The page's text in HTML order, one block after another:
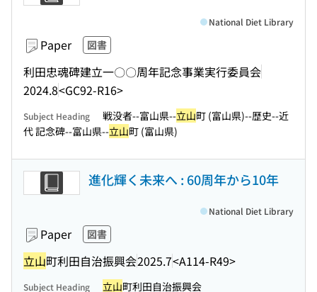
Paper 図書
利田忠魂碑建立一〇〇周年記念事業実行委員会
2024.8<GC92-R16>
National Diet Library
Subject Heading 戦没者--富山県--立山町 (富山県)--歴史--近
代 記念碑--富山県--立山町 (富山県)
進化輝く未来へ : 60周年から10年
Paper 図書
立山町利田自治振興会2025.7<A114-R49>
National Diet Library
Subject Heading 立山町利田自治振興会